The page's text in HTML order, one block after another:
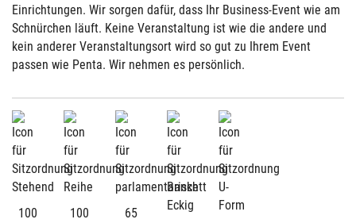
Einrichtungen. Wir sorgen dafür, dass Ihr Business-Event wie am
Schnürchen läuft. Keine Veranstaltung ist wie die andere und
kein anderer Veranstaltungsort wird so gut zu Ihrem Event
passen wie Penta. Wir nehmen es persönlich.
100 100
65